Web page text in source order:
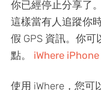
你已經停止分享了
這樣當有人追蹤你
假 GPS 資訊。你
點。 iWhere
使用 iWhere，您可